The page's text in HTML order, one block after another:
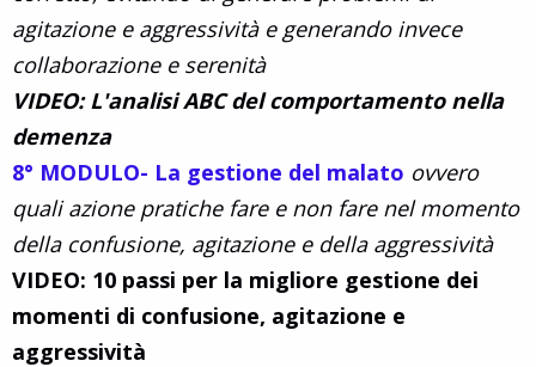
agitazione e aggressività e generando invece
collaborazione e serenità
VIDEO: L'analisi ABC del comportamento nella
demenza
8° MODULO- La gestione del malato ovvero
quali azione pratiche fare e non fare nel momento
della confusione, agitazione e della aggressività
VIDEO: 10 passi per la migliore gestione dei
momenti di confusione, agitazione e
aggressività